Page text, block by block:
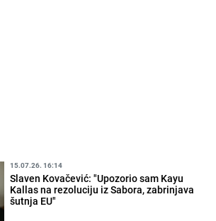
15.07.26. 16:14
Slaven Kovačević: "Upozorio sam Kayu
Kallas na rezoluciju iz Sabora, zabrinjava
šutnja EU"